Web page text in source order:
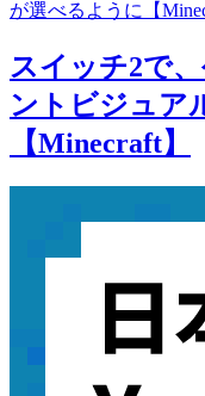
スイッチ2で
ントビジュア
【Minecraft】